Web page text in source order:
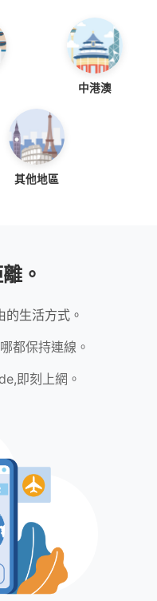
中港澳
其他地區
。
的生活方式。
都保持連線。
即刻上網。